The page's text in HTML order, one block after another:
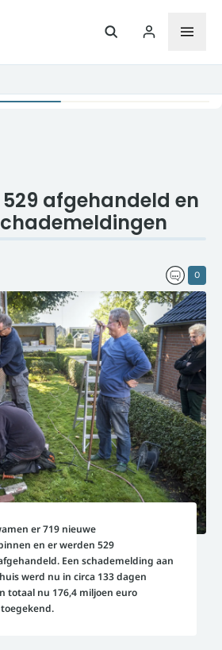
afgehandeld en
0
er 719 nieuwe
en er werden 529
Een schademelding aan
werd nu in circa 133 dagen
totaal nu 176,4 miljoen euro